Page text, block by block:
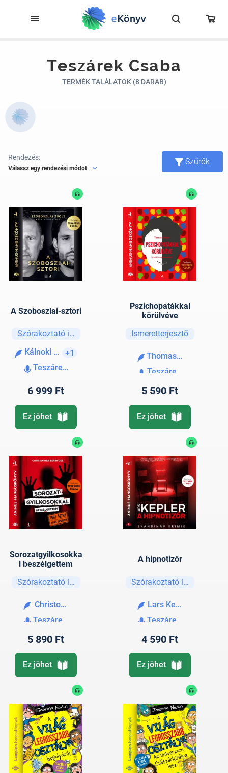
Teszárek Csaba
TERMÉK TALÁLATOK (8 DARAB)
Rendezés:
Válassz egy rendezési módot
Szűrők
A Szoboszlai-sztori
Szórakoztató irodalom
Kálnoki Kis Attila
+1
Teszárek Csaba
6 999 Ft
Ez jöhet
Pszichopatákkal
körülvéve
Ismeretterjesztő
Thomas Erikson
Teszárek Csaba
5 590 Ft
Ez jöhet
Sorozatgyilkosokka
l beszélgettem
Szórakoztató irodalom
Christopher Berry-Dee
Teszárek Csaba
5 890 Ft
Ez jöhet
A hipnotizőr
Szórakoztató irodalom
Lars Kepler
Teszárek Csaba
4 590 Ft
Ez jöhet